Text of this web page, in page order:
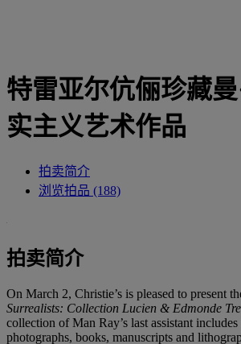
特雷亚尔伉俪珍藏
实主义艺术作品
拍卖简介
浏览拍品 (188)
拍卖简介
On March 2, Christie’s is pleased to present
Surrealists: Collection Lucien & Edmonde
collection of Man Ray’s last assistant includes
photographs, books, manuscripts and